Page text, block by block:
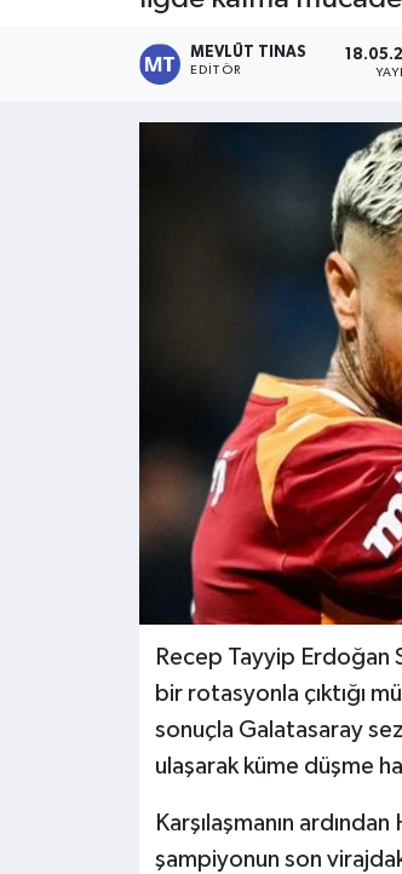
MEVLÜT TINAS
EDITÖR
Recep Tayyip Erdoğan
bir rotasyonla çıktığı
sonuçla Galatasaray
ulaşarak küme düşme
Karşılaşmanın
şampiyonun son
Kültür - Sanat